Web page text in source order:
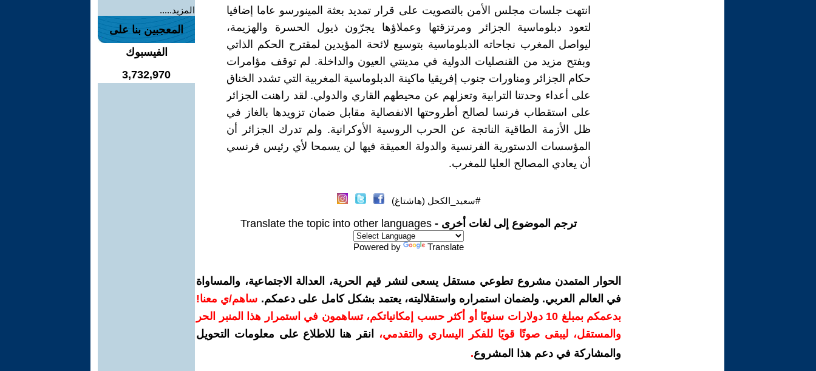
انتهت جلسات مجلس الأمن بالتصويت على قرار تمديد بعثة المينورسو عاما إضافيا
لتعود دبلوماسية الجزائر ومرتزقتها وعملاؤها يجرّون ذيول الحسرة والهزيمة،
ليواصل المغرب نجاحاته الدبلوماسية بتوسيع لائحة المؤيدين لمقترح الحكم الذاتي
وبفتح مزيد من القنصليات الدولية في مدينتي العيون والداخلة. لم توقف مؤامرات
حكام الجزائر ومناورات جنوب إفريقيا ماكينة الدبلوماسية المغربية التي تشدد الخناق
على أعداء وحدتنا الترابية وتعزلهم عن محيطهم القاري والدولي. لقد راهنت الجزائر
على استقطاب فرنسا لصالح أطروحتها الانفصالية مقابل ضمان تزويدها بالغاز في
ظل الأزمة الطاقية الناتجة عن الحرب الروسية الأوكرانية. ولم تدرك الجزائر أن
المؤسسات الدستورية الفرنسية والدولة العميقة فيها لن يسمحا لأي رئيس فرنسي
أن يعادي المصالح العليا للمغرب.
#سعيد_الكحل (هاشتاغ)
ترجم الموضوع إلى لغات أخرى - Translate the topic into other languages
Powered by Translate
الحوار المتمدن مشروع تطوعي مستقل يسعى لنشر قيم الحرية، العدالة الاجتماعية، والمساواة
في العالم العربي. ولضمان استمراره واستقلاليته، يعتمد بشكل كامل على دعمكم. ساهم/ي معنا!
بدعمكم بمبلغ 10 دولارات سنويًا أو أكثر حسب إمكانياتكم، تساهمون في استمرار هذا المنبر الحر
والمستقل، ليبقى صوتًا قويًا للفكر اليساري والتقدمي،
انقر هنا للاطلاع على معلومات التحويل
والمشاركة في دعم هذا المشروع.
المزيد.....
المعجبين بنا على
الفيسبوك
3,732,970